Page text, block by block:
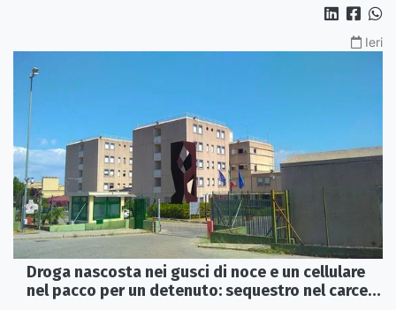
Ieri
Droga nascosta nei gusci di noce e un cellulare
nel pacco per un detenuto: sequestro nel carcere